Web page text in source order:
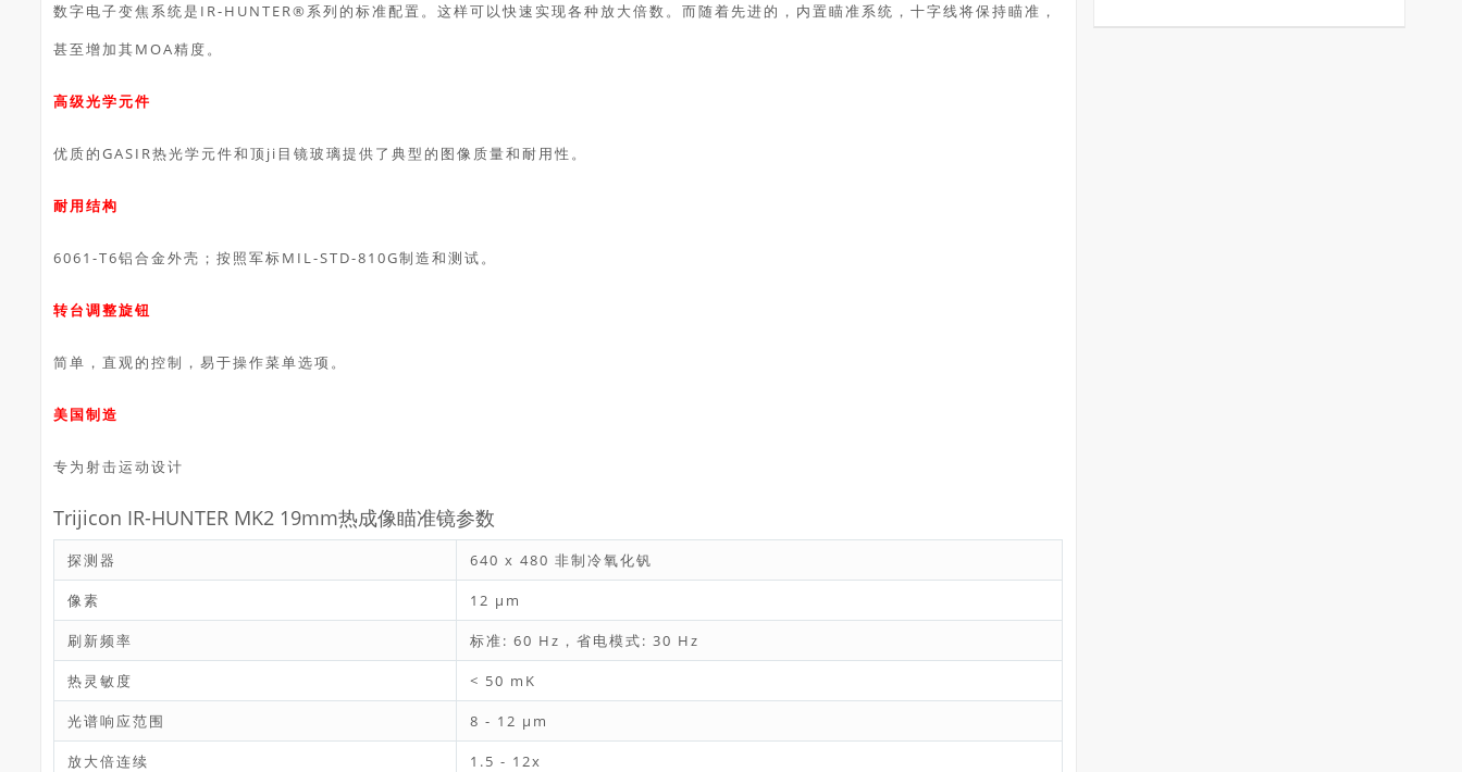
数字电子变焦系统是IR-HUNTER®系列的标准配置。这样可以快速实现各种放大倍数。而随着先进的，内置瞄准系统，十字线将保持瞄准，
甚至增加其MOA精度。
高级光学元件
优质的GASIR热光学元件和顶ji目镜玻璃提供了典型的图像质量和耐用性。
耐用结构
6061-T6铝合金外壳；按照军标MIL-STD-810G制造和测试。
转台调整旋钮
简单，直观的控制，易于操作菜单选项。
美国制造
专为射击运动设计
Trijicon IR-HUNTER MK2 19mm热成像瞄准镜参数
探测器 640 x 480 非制冷氧化钒
像素 12 µm
刷新频率 标准: 60 Hz，省电模式: 30 Hz
热灵敏度 < 50 mK
光谱响应范围 8 - 12 µm
放大倍连续 1.5 - 12x